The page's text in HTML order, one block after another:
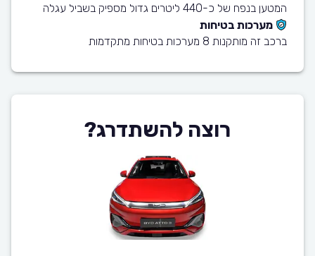
המטען בנפח של כ-440 ליטרים גדול מספיק בשביל עגלה
מערכות בטיחות
ברכב זה מותקנות 8 מערכות בטיחות מתקדמות
רוצה להשתדרג?